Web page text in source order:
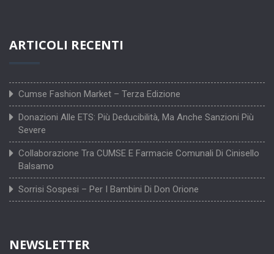
ARTICOLI RECENTI
Cumse Fashion Market – Terza Edizione
Donazioni Alle ETS: Più Deducibilità, Ma Anche Sanzioni Più
Severe
Collaborazione Tra CUMSE E Farmacie Comunali Di Cinisello
Balsamo
Sorrisi Sospesi – Per I Bambini Di Don Orione
NEWSLETTER